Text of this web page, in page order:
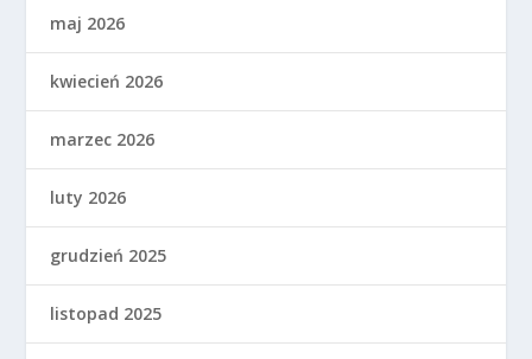
maj 2026
kwiecień 2026
marzec 2026
luty 2026
grudzień 2025
listopad 2025